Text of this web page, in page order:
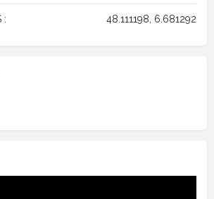
: 48.111198, 6.681292